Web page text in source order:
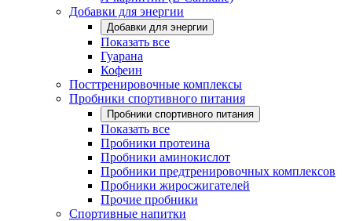
Добавки для энергии
Добавки для энергии
Показать все
Гуарана
Кофеин
Посттренировочные комплексы
Пробники спортивного питания
Пробники спортивного питания
Показать все
Пробники протеина
Пробники аминокислот
Пробники предтренировочных комплексов
Пробники жиросжигателей
Прочие пробники
Спортивные напитки